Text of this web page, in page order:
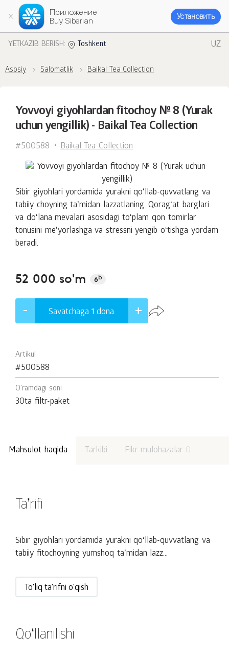
Приложение
Buy Siberian
Установить
YETKAZIB BERISH: Toshkent UZ
Asosiy Salomatlik Baikal Tea Collection
Yovvoyi giyohlardan fitochoy № 8 (Yurak
uchun yengillik) - Baikal Tea Collection
#500588 Baikal Tea Collection
Sibir giyohlari yordamida yurakni qoʻllab-quvvatlang va
tabiiy choyning taʼmidan lazzatlaning. Qoragʻat barglari
va doʻlana mevalari asosidagi toʻplam qon tomirlar
tonusini meʼyorlashga va stressni yengib oʻtishga yordam
beradi.
52 000 so'm 6b
Savatchaga 1 dona.
Artikul
#500588
O'ramdagi soni
30ta filtr-paket
Mahsulot haqida Tarkibi Fikr-mulohazalar 0
Taʼrifi
Sibir giyohlari yordamida yurakni qoʻllab-quvvatlang va
tabiiy fitochoyning yumshoq taʼmidan lazz...
To'liq ta'rifni o'qish
Qoʻllanilishi